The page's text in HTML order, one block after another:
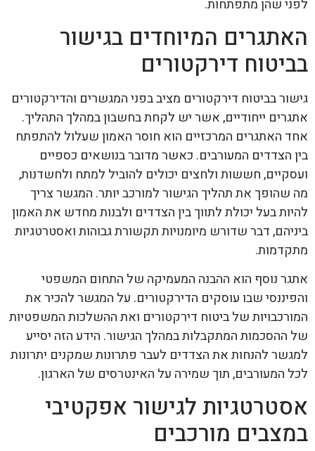
לפני שהן מתפתחות.
האתגרים המיוחדים בגישור
בביטוח דירקטורים
גישור בביטוח דירקטורים מציב בפני המגשרים והדירקטורים
אתגרים ייחודיים, אשר יש לקחת בחשבון במהלך התהליך.
אחד האתגרים המרכזיים הוא חוסר האמון שעלול להתפתח
בין הצדדים המעורבים. כאשר מדובר בנושאים כספיים
ועסקיים, חששות ולחצים יכולים להוביל למתח ולחשדנות,
מה שהופך את תהליך הגישור למורכב יותר. המגשר צריך
להיות בעל יכולת לתווך בין הצדדים ולבנות מחדש את האמון
ביניהם, דבר שדורש מיומנויות תקשורת גבוהות ואסטרטגיות
מתקדמות.
אתגר נוסף הוא ההבנה המעמיקה של התחום המשפטי
והפיננסי שבו עוסקים הדירקטורים. על המגשר להכיר את
המורכבויות של ביטוח דירקטורים ואת ההשלכות המשפטיות
של ההסכמות המתקבלות במהלך הגישור. הידע הזה יסייע
למגשר להנחות את הצדדים לעבר פתרונות שמקנים יתרונות
לכל המעורבים, תוך שמירה על האינטרסים של הארגון.
אסטרטגיות לגישור אפקטיבי
במצבים מורכבים